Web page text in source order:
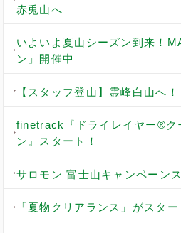
赤兎山へ
いよいよ夏山シーズン到来！
ン」開催中
【スタッフ登山】霊峰白山へ！
finetrack『ドライレイヤー®ク
ン』スタート！
サロモン 富士山キャンペーン
「夏物クリアランス」がスター